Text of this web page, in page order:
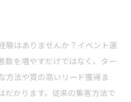
験はありませんか？イベント運
数を増やすだけではなく、ター
方法や質の高いリード獲得ま
だかります。従来の集客方法で